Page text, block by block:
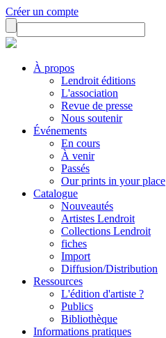
Créer un compte
À propos
Lendroit éditions
L'association
Revue de presse
Nous soutenir
Événements
En cours
À venir
Passés
Our prints in your place
Catalogue
Nouveautés
Artistes Lendroit
Collections Lendroit
fiches
Import
Diffusion/Distribution
Ressources
L'édition d'artiste ?
Publics
Bibliothèque
Informations pratiques